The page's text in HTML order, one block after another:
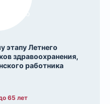
этапу Летнего
здравоохранения,
работника
65 лет